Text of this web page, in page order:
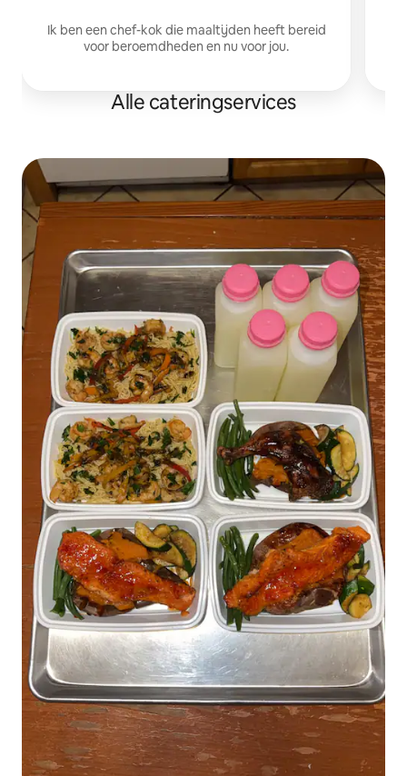
Ik ben een chef-kok die maaltijden heeft bereid
voor beroemdheden en nu voor jou.
Alle cateringservices